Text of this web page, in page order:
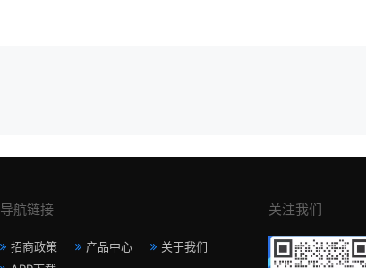
导航链接
招商政策 产品中心
关于我们
关注我们